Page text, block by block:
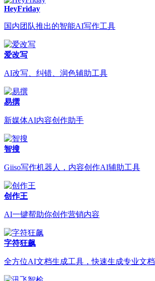
HeyFriday
国内团队推出的智能AI写作工具
爱改写
AI改写、纠错、润色辅助工具
易撰
新媒体AI内容创作助手
智搜
Giiso写作机器人，内容创作AI辅助工具
创作王
AI一键帮助你创作营销内容
字符狂飙
全方位AI文档生成工具，快速生成专业文档